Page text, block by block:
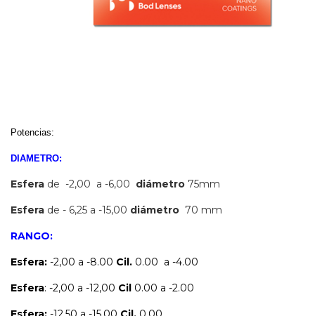
Potencias:
DIAMETRO:
Esfera de -2,00 a -6,00 diámetro 75mm
Esfera de - 6,25 a -15,00 diámetro 70 mm
RANGO:
Esfera: -2,00 a -8.00 Cil. 0.00 a -4.00
Esfera: -2,00 a -12,00 Cil 0.00 a -2.00